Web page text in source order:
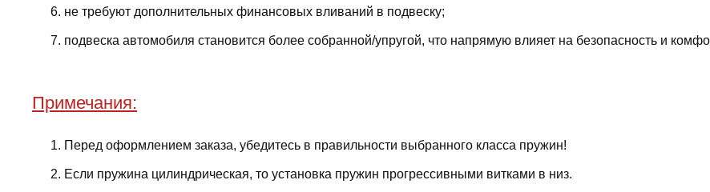
не требуют дополнительных финансовых вливаний в подвеску;
подвеска автомобиля становится более собранной/упругой, что напрямую влияет на безопасность и
Примечания:
Перед оформлением заказа, убедитесь в правильности выбранного класса пружин!
Если пружина цилиндрическая, то установка пружин прогрессивными витками в низ.